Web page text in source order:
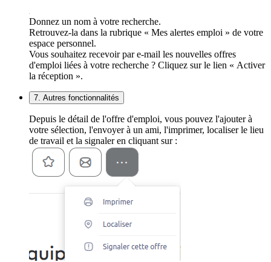
Donnez un nom à votre recherche.
Retrouvez-la dans la rubrique « Mes alertes emploi » de votre
espace personnel.
Vous souhaitez recevoir par e-mail les nouvelles offres
d'emploi liées à votre recherche ? Cliquez sur le lien « Activer
la réception ».
7. Autres fonctionnalités
Depuis le détail de l'offre d'emploi, vous pouvez l'ajouter à
votre sélection, l'envoyer à un ami, l'imprimer, localiser le lieu
de travail et la signaler en cliquant sur :